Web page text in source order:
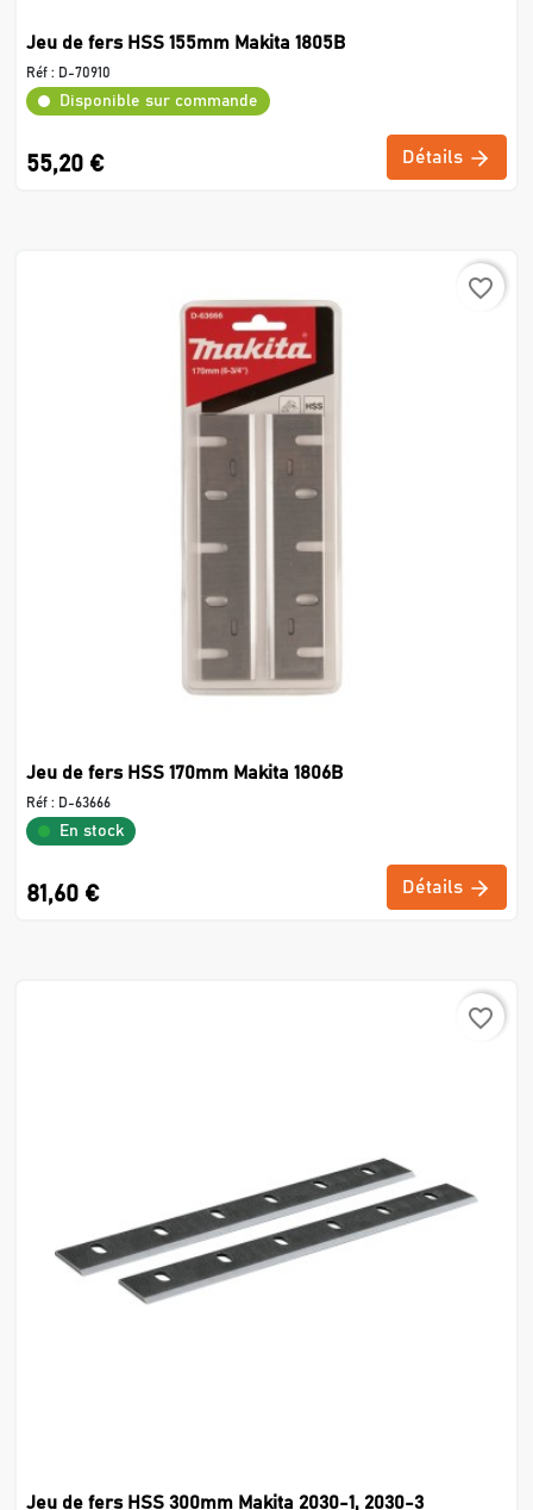
Jeu de fers HSS 155mm Makita 1805B
Réf : D-70910
Disponible sur commande
55,20 € Détails
favorite_border
Jeu de fers HSS 170mm Makita 1806B
Réf : D-63666
En stock
81,60 € Détails
favorite_border
Jeu de fers HSS 300mm Makita 2030-1, 2030-3